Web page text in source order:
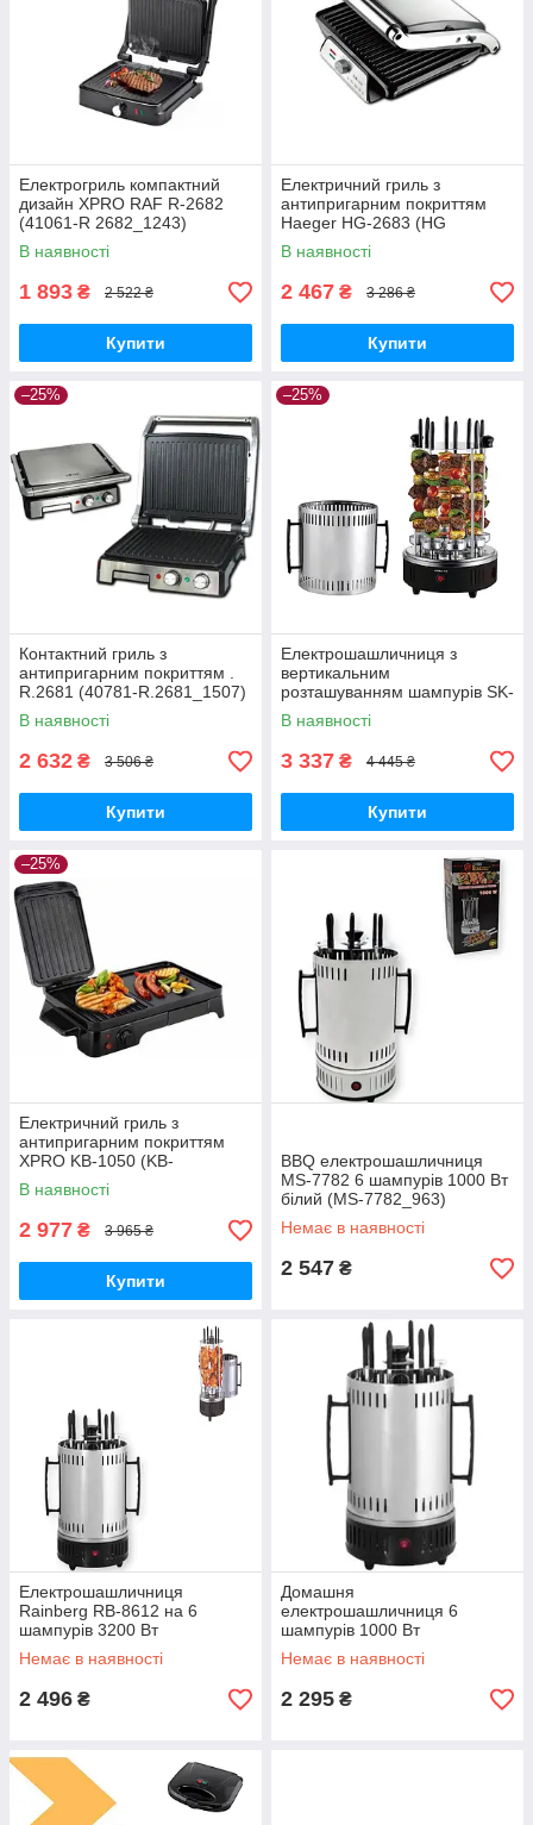
Електрогриль компактний
дизайн XPRO RAF R-2682
(41061-R 2682_1243)
В наявності
1 893 ₴ 2 522 ₴
Купити
Електричний гриль з
антипригарним покриттям
Haeger HG-2683 (HG
2683_1473)
В наявності
2 467 ₴ 3 286 ₴
Купити
–25%
Контактний гриль з
антипригарним покриттям .
R.2681 (40781-R.2681_1507)
В наявності
2 632 ₴ 3 506 ₴
Купити
–25%
Електрошашличниця з
вертикальним
розташуванням шампурів SK-
6113 (44458-SK-6113_1432)
В наявності
3 337 ₴ 4 445 ₴
Купити
–25%
Електричний гриль з
антипригарним покриттям
XPRO KB-1050 (KB-
1050_1800)
В наявності
2 977 ₴ 3 965 ₴
Купити
BBQ електрошашличниця
MS-7782 6 шампурів 1000 Вт
білий (MS-7782_963)
Немає в наявності
2 547 ₴
Електрошашличниця
Rainberg RB-8612 на 6
шампурів 3200 Вт
нержавіюча сталь (RB-
8612_6765)
Немає в наявності
2 496 ₴
Домашня
електрошашличниця 6
шампурів 1000 Вт
нержавіюча сталь/чорний
(Шашличниця_861)
Немає в наявності
2 295 ₴